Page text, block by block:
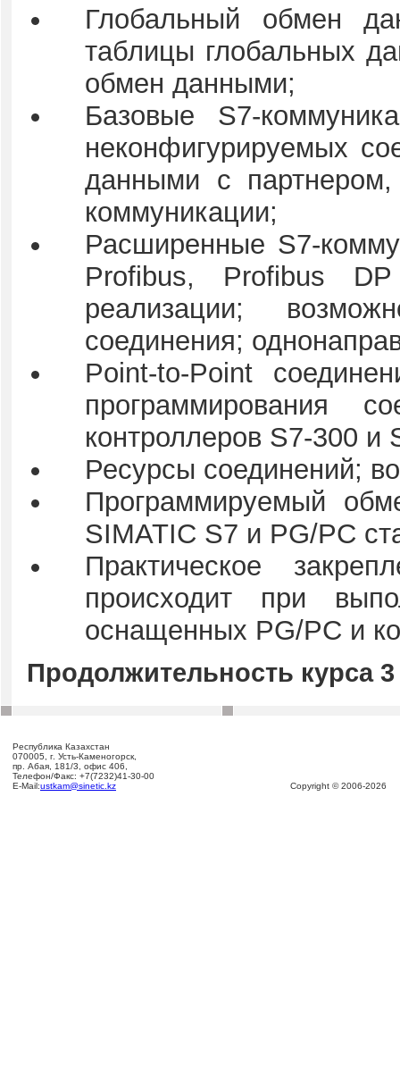
Глобальный обмен
таблицы глобальных
обмен данными;
Базовые S7-
неконфигурируемых
данными с
коммуникации;
Расширенные S7-
Profibus, Profibus
реализации;
соединения;
Point-to-Point
программирования
контроллеров S7-300 и
Ресурсы соединений;
Программируемый
SIMATIC S7 и PG/PC
Практическое
происходит при
оснащенных PG/PC и
Продолжительность курса
Республика Казахстан
070005, г. Усть-Каменогорск,
пр. Абая, 181/3, офис 406,
Телефон/Факс: +7(7232)41-30-00
E-Mail:ustkam@sinetic.kz Copyright © 2006-2026